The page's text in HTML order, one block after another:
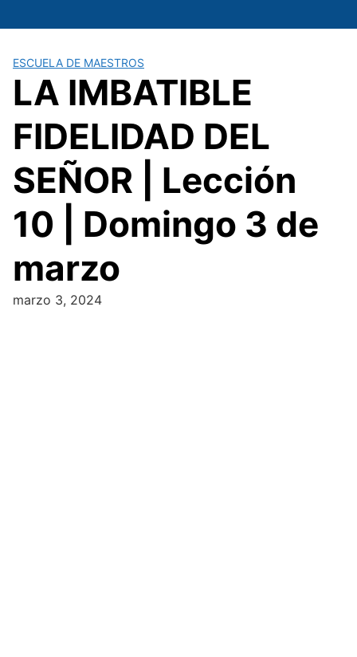
al
ESCUELA DE MAESTROS
LA IMBATIBLE
FIDELIDAD DEL
SEÑOR | Lección
10 | Domingo 3 de
marzo
marzo 3, 2024